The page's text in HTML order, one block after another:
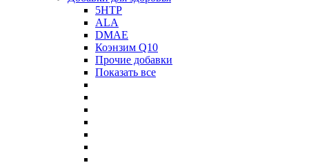
5HTP
ALA
DMAE
Коэнзим Q10
Прочие добавки
Показать все